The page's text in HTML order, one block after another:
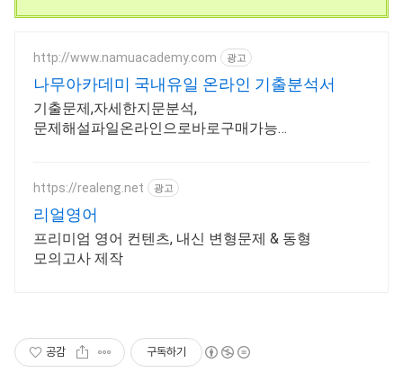
http://www.namuacademy.com 광고
나무아카데미 국내유일 온라인 기출분석서
기출문제,자세한지문분석,
문제해설파일온라인으로바로구매가능
https://realeng.net 광고
리얼영어
프리미엄 영어 컨텐츠, 내신 변형문제 & 동형
모의고사 제작
공감 구독하기